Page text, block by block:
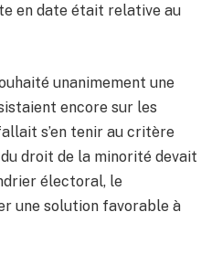
en date était relative au
unanimement une
encore sur les
s’en tenir au critère
droit de la minorité devait
électoral, le
une solution favorable à